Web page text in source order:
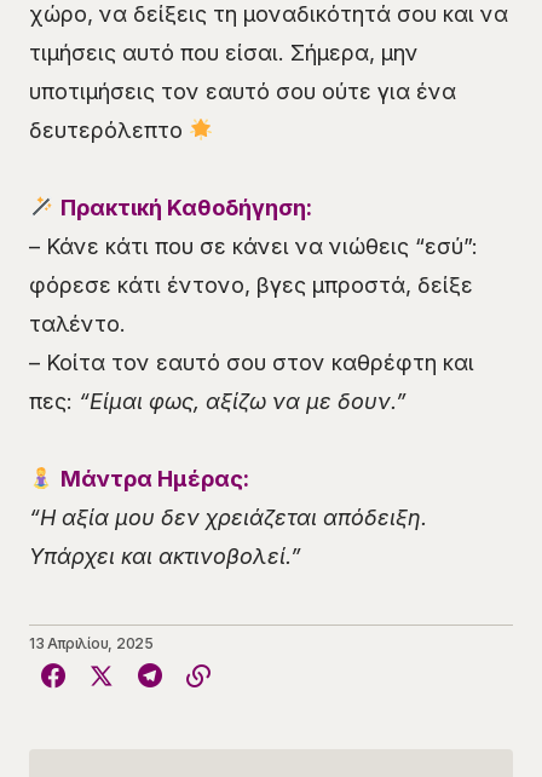
χώρο, να δείξεις τη μοναδικότητά σου και να
τιμήσεις αυτό που είσαι. Σήμερα, μην
υποτιμήσεις τον εαυτό σου ούτε για ένα
δευτερόλεπτο
Πρακτική Καθοδήγηση:
– Κάνε κάτι που σε κάνει να νιώθεις “εσύ”:
φόρεσε κάτι έντονο, βγες μπροστά, δείξε
ταλέντο.
– Κοίτα τον εαυτό σου στον καθρέφτη και
πες: “Είμαι φως, αξίζω να με δουν.”
Μάντρα Ημέρας:
“Η αξία μου δεν χρειάζεται απόδειξη.
Υπάρχει και ακτινοβολεί.”
13 Απριλίου, 2025